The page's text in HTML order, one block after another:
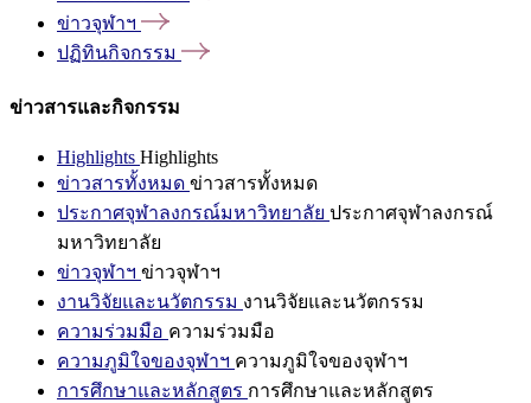
ข่าวจุฬาฯ
ปฏิทินกิจกรรม
ข่าวสารและกิจกรรม
Highlights Highlights
ข่าวสารทั้งหมด ข่าวสารทั้งหมด
ประกาศจุฬาลงกรณ์มหาวิทยาลัย ประกาศจุฬาลงกรณ์
มหาวิทยาลัย
ข่าวจุฬาฯ ข่าวจุฬาฯ
งานวิจัยและนวัตกรรม งานวิจัยและนวัตกรรม
ความร่วมมือ ความร่วมมือ
ความภูมิใจของจุฬาฯ ความภูมิใจของจุฬาฯ
การศึกษาและหลักสูตร การศึกษาและหลักสูตร